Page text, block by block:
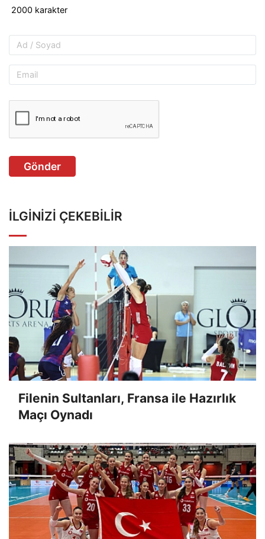
Gönder
İLGINIZI ÇEKEBILIR
Filenin Sultanları, Fransa ile Hazırlık
Maçı Oynadı